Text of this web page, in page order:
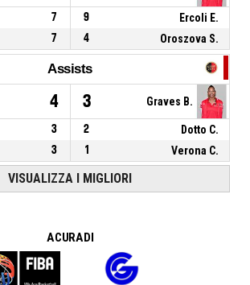
7 9
Ercoli E.
7 4 Oroszova S.
Assists
4 3 Graves B.
3 2
Dotto C.
3 1 Verona C.
VISUALIZZA I MIGLIORI
A CURA DI